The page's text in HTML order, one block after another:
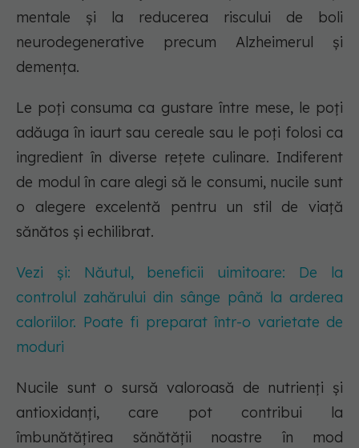
mentale și la reducerea riscului de boli
neurodegenerative precum Alzheimerul și
demența.
Le poți consuma ca gustare între mese, le poți
adăuga în iaurt sau cereale sau le poți folosi ca
ingredient în diverse rețete culinare. Indiferent
de modul în care alegi să le consumi, nucile sunt
o alegere excelentă pentru un stil de viață
sănătos și echilibrat.
Vezi și: Năutul, beneficii uimitoare: De la
controlul zahărului din sânge până la arderea
caloriilor. Poate fi preparat într-o varietate de
moduri
Nucile sunt o sursă valoroasă de nutrienți și
antioxidanți, care pot contribui la
îmbunătățirea sănătății noastre în mod